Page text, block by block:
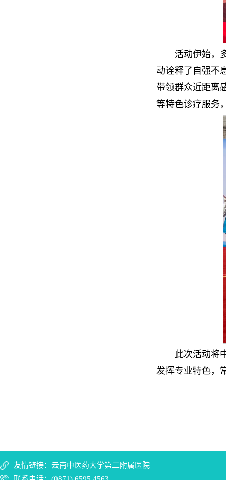
活动伊始，
动诠释了自强不
带领群众近距离
等特色诊疗服务
此次活动将
发挥专业特色，
友情链接：云南中医药大学第二附属医院